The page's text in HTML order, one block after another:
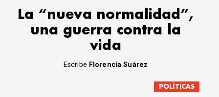
La “nueva normalidad”,
una guerra contra la
vida
Escribe Florencia Suárez
POLÍTICAS